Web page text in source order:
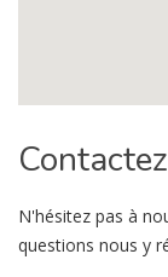
N'hésitez pas à
questions nous y